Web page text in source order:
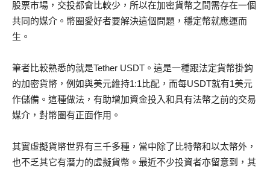
股票市場，交投都會比較少，所以在加密貨幣之間需存在一個
共同的媒介。幣圈愛好者要解決這個問題，穩定幣就應運而
生。
筆者比較熟悉的就是Tether USDT。這是一種跟法定貨幣掛鈎
的加密貨幣，例如與美元維持1:1比配，而每USDT就有1美元
作儲備。這種做法，有助增加資金投入和具有法幣之前的交易
媒介，對幣圏有正面作用。
其實虛擬貨幣世界有三千多種，當中除了比特幣和以太幣外，
也不乏其它有潛力的虛擬貨幣。最近不少投資者亦留意到，其